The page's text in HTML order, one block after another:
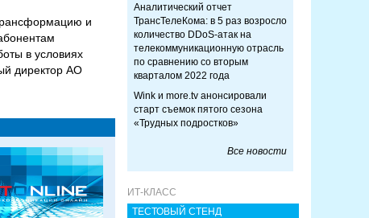
и
в условиях
директор АО
Аналитический отчет
ТрансТелеКома: в 5 раз возросло
количество DDoS-атак на
телекоммуникационную отрасль
по сравнению со вторым
кварталом 2022 года
Wink и more.tv анонсировали
старт съемок пятого сезона
«Трудных подростков»
Все новости
ИТ-КЛАСС
ТЕСТОВЫЙ СТЕНД